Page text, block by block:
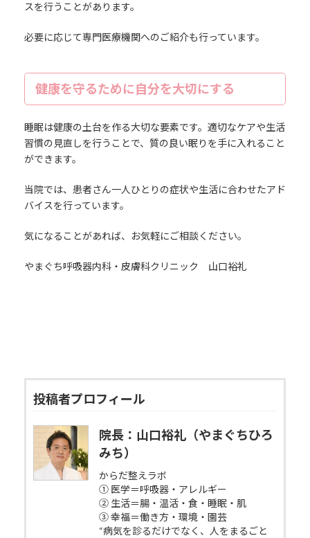
スを行うことがあります。
必要に応じて専門医療機関へのご紹介も行っています。
健康を守るために自分を大切にする
睡眠は健康の土台を作る大切な要素です。適切なケアや生活
習慣の見直しを行うことで、質の良い眠りを手に入れること
ができます。
当院では、患者さん一人ひとりの症状や生活に合わせたアド
バイスを行っています。
気になることがあれば、お気軽にご相談ください。
やまぐち呼吸器内科・皮膚科クリニック 山口裕礼
投稿者プロフィール
院長：山口裕礼（やまぐちひろ
みち）
からだ整えラボ
① 医学＝呼吸器・アレルギー
② 生活＝腸・温活・食・睡眠・肌
③ 幸福＝働き方・環境・園芸
“病気を診るだけでなく、人をまるごと